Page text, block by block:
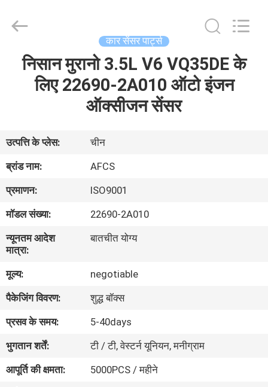
वीडियो
बारे
में
कारखाने
का
दौरा
गुणवत्ता
नियंत्रण
PARTS
कार सेंसर पार्ट्स
निसान मुरानो 3.5L V6 VQ35DE के
लिए 22690-2A010 ऑटो इंजन
ऑक्सीजन सेंसर
उत्पत्ति के प्लेस:
चीन
ब्रांड नाम:
AFCS
प्रमाणन:
ISO9001
मॉडल संख्या:
22690-2A010
न्यूनतम आदेश
मात्रा:
बातचीत योग्य
मूल्य:
negotiable
पैकेजिंग विवरण:
शुद्ध बॉक्स
प्रसव के समय:
5-40days
भुगतान शर्तें:
टी / टी, वेस्टर्न यूनियन, मनीग्राम
आपूर्ति की क्षमता:
5000PCS / महीने